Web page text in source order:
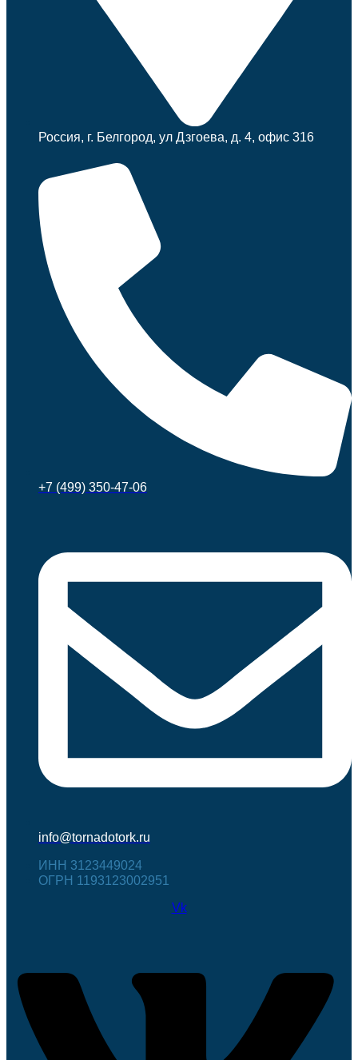
Россия, г. Белгород, ул Дзгоева, д. 4, офис 316
+7 (499) 350-47-06
info@tornadotork.ru
ИНН 3123449024
ОГРН 1193123002951
Vk